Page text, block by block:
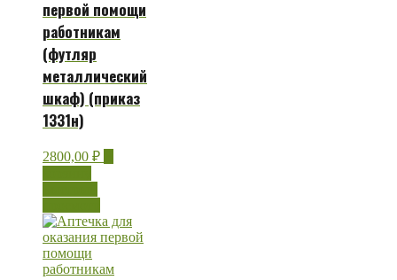
первой помощи
работникам
(футляр
металлический
шкаф) (приказ
1331н)
2800,00 ₽